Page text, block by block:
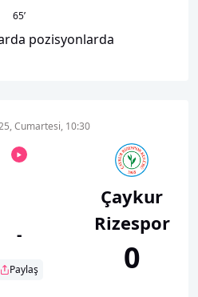
65’
pozisyonlarda
Cumartesi, 10:30
-
Paylaş
Çaykur
Rizespor
0